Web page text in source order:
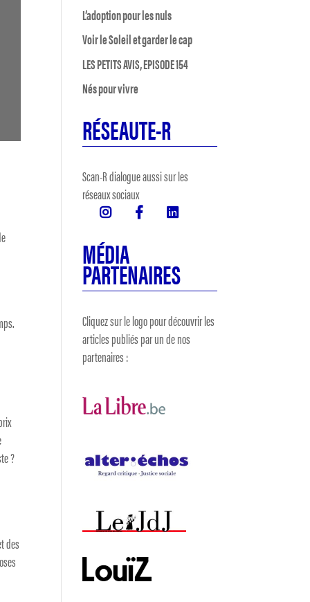
?
des
L’adoption pour les nuls
Voir le Soleil et garder le cap
LES PETITS AVIS, EPISODE 154
Nés pour vivre
RÉSEAUTE-R
Scan-R dialogue aussi sur les
réseaux sociaux
MÉDIA
PARTENAIRES
Cliquez sur le logo pour découvrir les
articles publiés par un de nos
partenaires :